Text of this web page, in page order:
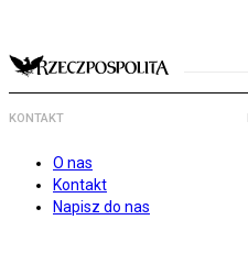
KONTAKT
O nas
Kontakt
Napisz do nas